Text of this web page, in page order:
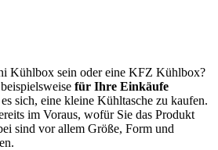
Kühlbox sein oder eine KFZ Kühlbox?
für Ihre Einkäufe
sich, eine kleine Kühltasche zu kaufen.
im Voraus, wofür Sie das Produkt
sind vor allem Größe, Form und